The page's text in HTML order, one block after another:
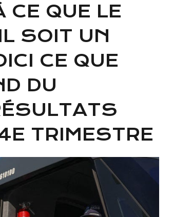
QUE LE
SOIT UN
CE QUE
DU
TRIMESTRE